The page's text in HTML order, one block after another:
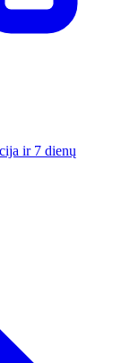
ir 7 dienų